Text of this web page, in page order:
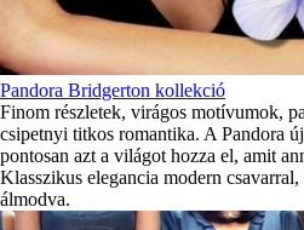
Pandora Bridgerton kollekció
Finom részletek, virágos motívumok,
csipetnyi titkos romantika. A Pandora
pontosan azt a világot hozza el, amit
Klasszikus elegancia modern
álmodva.